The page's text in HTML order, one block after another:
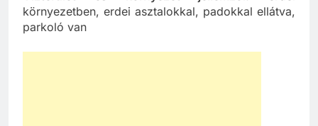
környezetben, erdei asztalokkal, padokkal ellátva,
parkoló van